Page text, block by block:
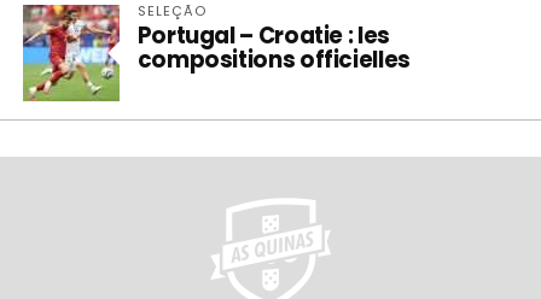
SELEÇÃO
Portugal – Croatie : les
compositions officielles